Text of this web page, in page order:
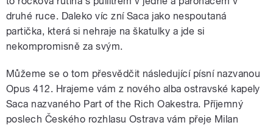
druhé ruce. Daleko víc zní Saca jako nespoutaná
partička, která si nehraje na škatulky a jde si
nekompromisně za svým.
Můžeme se o tom přesvědčit následující písní nazvanou
Opus 412. Hrajeme vám z nového alba ostravské kapely
Saca nazvaného Part of the Rich Oakestra. Příjemný
poslech Českého rozhlasu Ostrava vám přeje Milan